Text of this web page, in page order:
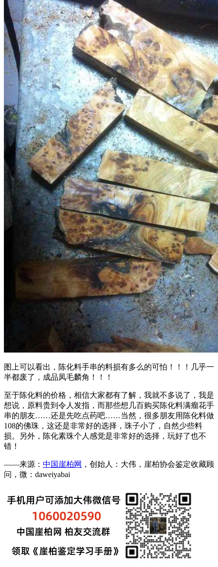
图上可以看出，陈化料手串的料损有多么的可怕！！！几乎一
半都废了，成品凤毛麟角！！！
至于陈化料的价格，相信大家都有了解，我就不多说了，我是
想说，原料贵到令人发指，而那些想几百购买陈化料满瘤花手
串的朋友……还是先吃点药吧……当然，很多朋友用陈化料做
108的佛珠，这还是非常好的选择，珠子小了，自然少些料
损。另外，陈化素珠个人感觉是非常好的选择，玩好了也不
错！
——来源： 中国崖柏网 ，创始人：大伟，崖柏协会鉴定收藏顾
问，微：daweiyabai